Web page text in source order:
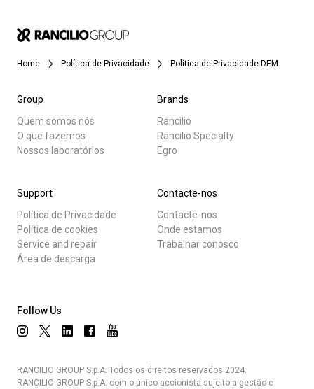
Home Política de Privacidade Política de Privacidade DEM
Group
Quem somos nós
O que fazemos
Nossos laboratórios
Brands
Rancilio
Rancilio Specialty
Egro
Support
Política de Privacidade
Política de cookies
Service and repair
Área de descarga
Contacte-nos
Contacte-nos
Onde estamos
Trabalhar conosco
Follow Us
RANCILIO GROUP S.p.A. Todos os direitos reservados 2024.
RANCILIO GROUP S.p.A. com o único accionista sujeito a gestão e